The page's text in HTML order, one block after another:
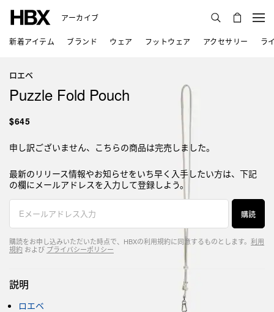
アーカイブ
新着アイテム ブランド ウェア フットウェア アクセサリー ラ
ロエベ
Puzzle Fold Pouch
$645
申し訳ございません、こちらの商品は完売しました。
最新のリリース情報やお知らせをいち早く入手したい方は、下記
の欄にメールアドレスを入力して登録しよう。
購読
購読をお申し込みいただいた時点で、HBXの利用規約に同意するものとします。 利用
規約 および プライバシーポリシー
説明
ロエベ